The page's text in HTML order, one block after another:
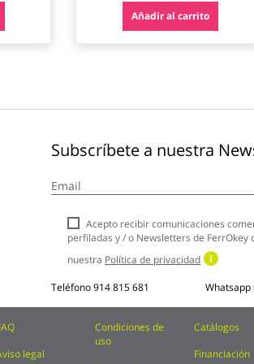
Añadir al carrito
Subscríbete a nuestra
a
boletín
noticias:
Acepto recibir comunicaciones
perfiladas y / o Newsletters de FerrOkey
nuestra Política de privacidad
Teléfono914 815 681 Whatsapp
legal
Condiciones de
uso
Catálogos
Financiación